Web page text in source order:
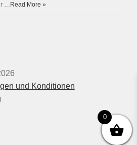
… Read More »
und Konditionen
0